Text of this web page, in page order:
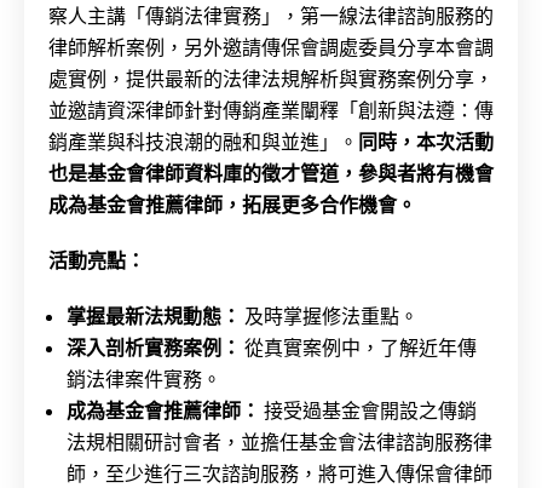
察人主講「傳銷法律實務」，第一線法律諮詢服務的
律師解析案例，另外邀請傳保會調處委員分享本會調
處實例，提供最新的法律法規解析與實務案例分享，
並邀請資深律師針對傳銷產業闡釋「創新與法遵：傳
銷產業與科技浪潮的融和與並進」。 同時，本次活動
也是基金會律師資料庫的徵才管道，參與者將有機會
成為基金會推薦律師，拓展更多合作機會。
活動亮點：
掌握最新法規動態： 及時掌握修法重點。
深入剖析實務案例： 從真實案例中，了解近年傳
銷法律案件實務。
成為基金會推薦律師： 接受過基金會開設之傳銷
法規相關研討會者，並擔任基金會法律諮詢服務律
師，至少進行三次諮詢服務，將可進入傳保會律師